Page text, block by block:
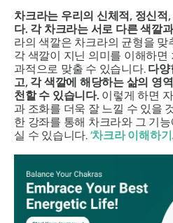
차크라는 우리의 신체적, 정신적
다. 각 차크라는 서로 다른 색깔
라의 색깔은 차크라의 균형을 맞
각 색깔이 지닌 의미를 이해하면
과적으로 맞출 수 있습니다. 다양
고, 각 색깔에 해당하는 삶의 영
천할 수 있습니다. 이렇게 하면
과 조화를 더욱 잘 느낄 수 있을
한 강좌를 통해 차크라와 그 기
실 수 있습니다. ‘차크라 이해하